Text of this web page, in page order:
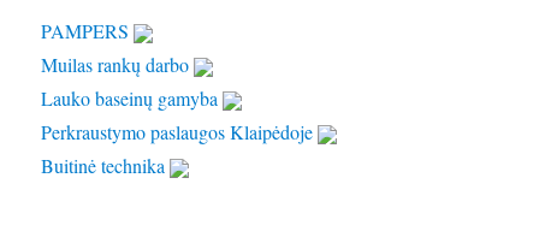
PAMPERS
Muilas rankų darbo
Lauko baseinų gamyba
Perkraustymo paslaugos Klaipėdoje
Buitinė technika